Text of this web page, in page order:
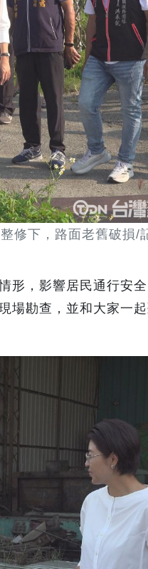
修下，路面老舊破損/
形，影響居民通行安
場勘查，並和大家一